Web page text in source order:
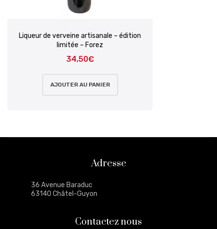
Liqueur de verveine artisanale – édition
limitée – Forez
34,50€
AJOUTER AU PANIER
Adresse
36 Avenue Baraduc
63140 Châtel-Guyon
Contactez nous